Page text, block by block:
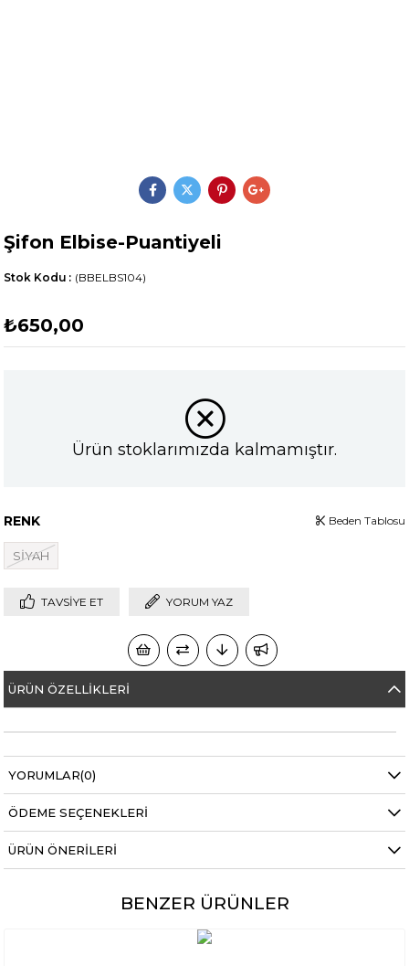
Şifon Elbise-Puantiyeli
(BBELBS104)
Stok Kodu
₺650,00
Ürün stoklarımızda kalmamıştır.
RENK
SİYAH
Beden Tablosu
TAVSIYE ET YORUM YAZ
ÜRÜN ÖZELLIKLERI
YORUMLAR(0)
ÖDEME SEÇENEKLERI
ÜRÜN ÖNERILERI
BENZER ÜRÜNLER